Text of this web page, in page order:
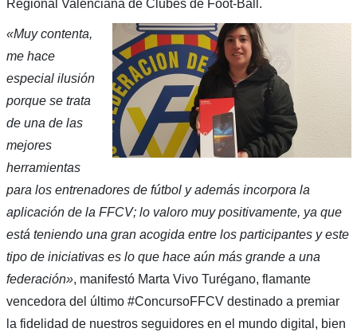
Regional Valenciana de Clubes de Foot-Ball.
«Muy contenta,
me hace
especial ilusión
porque se trata
de una de las
mejores
herramientas
para los entrenadores de fútbol y además incorpora la
aplicación de la FFCV; lo valoro muy positivamente, ya que
está teniendo una gran acogida entre los participantes y este
tipo de iniciativas es lo que hace aún más grande a una
federación», manifestó Marta Vivo Turégano, flamante
vencedora del último #ConcursoFFCV destinado a premiar
la fidelidad de nuestros seguidores en el mundo digital, bien